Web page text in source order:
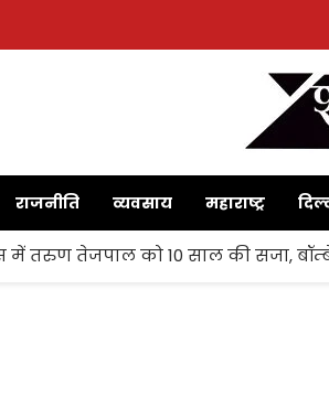
राजनीति व्यवसाय महाराष्ट्र
तरुण तेजपाल को 10 साल की सजा,